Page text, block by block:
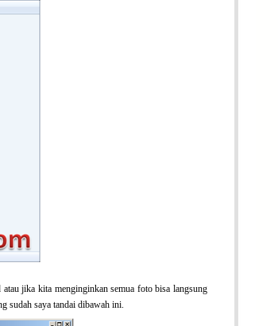
jika kita menginginkan semua foto bisa langsung
sudah saya tandai dibawah ini.